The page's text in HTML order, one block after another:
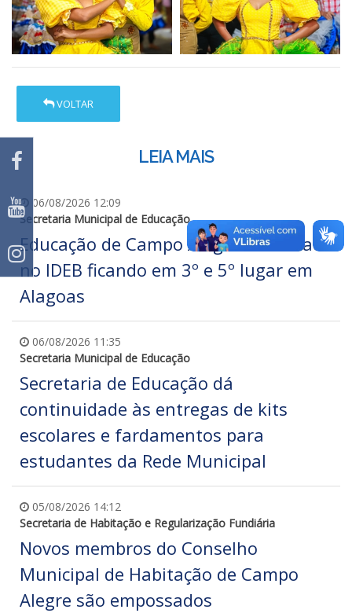
VOLTAR
LEIA MAIS
06/08/2026 12:09
Secretaria Municipal de Educação
Educação de Campo Alegre se destaca
no IDEB ficando em 3º e 5º lugar em
Alagoas
06/08/2026 11:35
Secretaria Municipal de Educação
Secretaria de Educação dá
continuidade às entregas de kits
escolares e fardamentos para
estudantes da Rede Municipal
05/08/2026 14:12
Secretaria de Habitação e Regularização Fundiária
Novos membros do Conselho
Municipal de Habitação de Campo
Alegre são empossados